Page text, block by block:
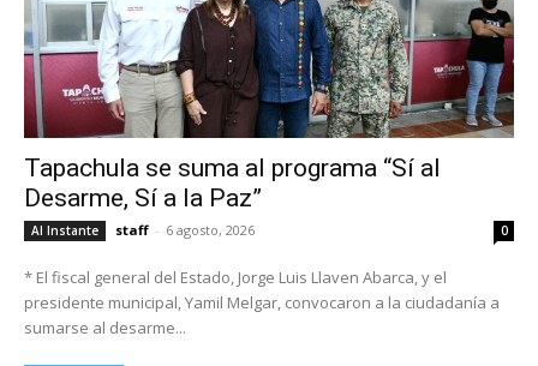
Tapachula se suma al programa “Sí al
Desarme, Sí a la Paz”
Al Instante staff - 6 agosto, 2026 0
* El fiscal general del Estado, Jorge Luis Llaven Abarca, y el
presidente municipal, Yamil Melgar, convocaron a la ciudadanía a
sumarse al desarme...